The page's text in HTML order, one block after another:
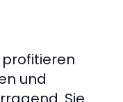
profitieren
und